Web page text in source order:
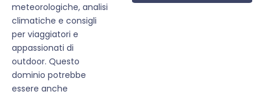
meteorologiche, analisi
climatiche e consigli
per viaggiatori e
appassionati di
outdoor. Questo
dominio potrebbe
essere anche